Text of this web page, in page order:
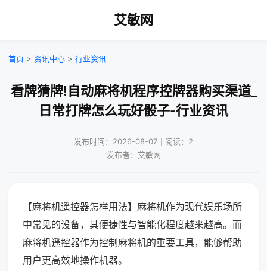
艾敏网
首页 > 资讯中心 > 行业资讯
看牌猜牌!自动麻将机程序控牌器购买渠道_
日常打牌怎么玩好骰子-行业资讯
发布时间：2026-08-07｜阅读：2
发布者：艾敏网
【麻将机遥控器怎样用法】麻将机作为现代娱乐场所
中常见的设备，其便捷性与智能化程度越来越高。而
麻将机遥控器作为控制麻将机的重要工具，能够帮助
用户更高效地操作机器。